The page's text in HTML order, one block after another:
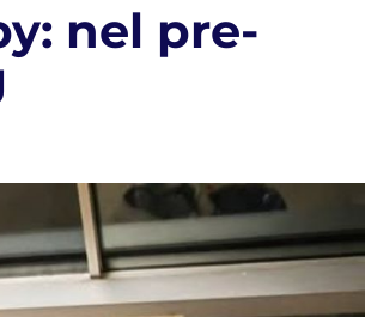
nel pre-